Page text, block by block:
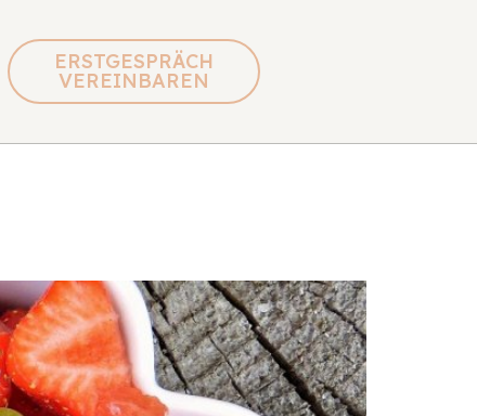
ERSTGESPRÄCH
VEREINBAREN